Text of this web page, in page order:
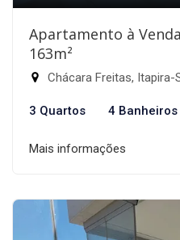
Apartamento à
163m²
Chácara Freitas, Itapira-
3 Quartos 4 Banheiros
Mais informações